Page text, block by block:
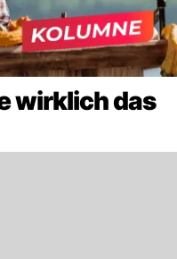
wirklich das